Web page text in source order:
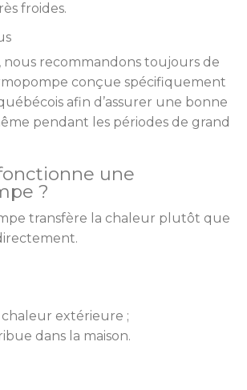
froides.
nous recommandons toujours de
conçue spécifiquement
afin d’assurer une bonne
pendant les périodes de grand
une
?
transfère la chaleur plutôt que
extérieure ;
dans la maison.